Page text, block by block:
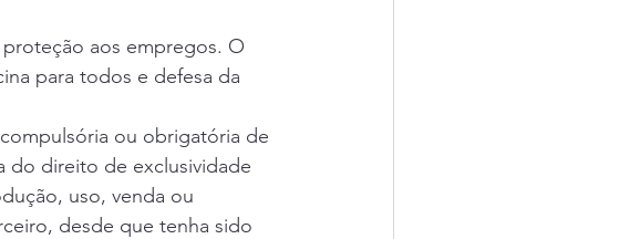
aos empregos. O
para todos e defesa da
ou obrigatória de
do direito de exclusividade
uso, venda ou
desde que tenha sido